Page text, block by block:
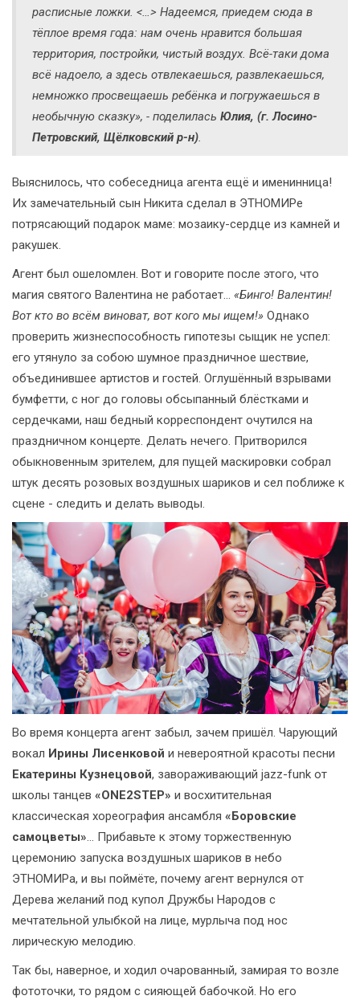
расписные ложки. <…> Надеемся, приедем сюда в
тёплое время года: нам очень нравится большая
территория, постройки, чистый воздух. Всё-таки дома
всё надоело, а здесь отвлекаешься, развлекаешься,
немножко просвещаешь ребёнка и погружаешься в
необычную сказку», - поделилась Юлия, (г. Лосино-
Петровский, Щёлковский р-н).
Выяснилось, что собеседница агента ещё и именинница!
Их замечательный сын Никита сделал в ЭТНОМИРе
потрясающий подарок маме: мозаику-сердце из камней и
ракушек.
Агент был ошеломлен. Вот и говорите после этого, что
магия святого Валентина не работает... «Бинго! Валентин!
Вот кто во всём виноват, вот кого мы ищем!» Однако
проверить жизнеспособность гипотезы сыщик не успел:
его утянуло за собою шумное праздничное шествие,
объединившее артистов и гостей. Оглушённый взрывами
бумфетти, с ног до головы обсыпанный блёстками и
сердечками, наш бедный корреспондент очутился на
праздничном концерте. Делать нечего. Притворился
обыкновенным зрителем, для пущей маскировки собрал
штук десять розовых воздушных шариков и сел поближе к
сцене - следить и делать выводы.
Во время концерта агент забыл, зачем пришёл. Чарующий
вокал Ирины Лисенковой и невероятной красоты песни
Екатерины Кузнецовой, завораживающий jazz-funk от
школы танцев «ONE2STEP» и восхитительная
классическая хореография ансамбля «Боровские
самоцветы»… Прибавьте к этому торжественную
церемонию запуска воздушных шариков в небо
ЭТНОМИРа, и вы поймёте, почему агент вернулся от
Дерева желаний под купол Дружбы Народов с
мечтательной улыбкой на лице, мурлыча под нос
лирическую мелодию.
Так бы, наверное, и ходил очарованный, замирая то возле
фототочки, то рядом с сияющей бабочкой. Но его